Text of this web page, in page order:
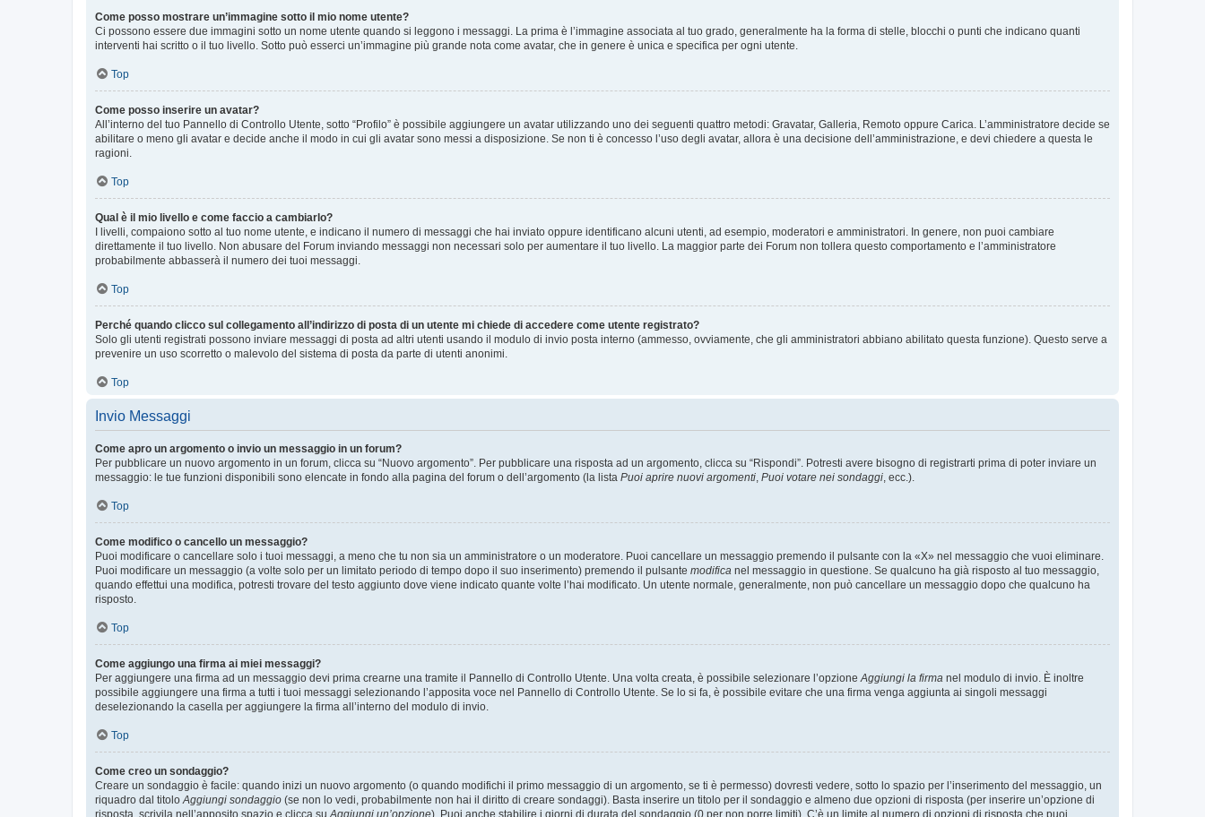
Come posso mostrare un’immagine sotto il mio nome utente?
Ci possono essere due immagini sotto un nome utente quando si leggono i messaggi. La prima è l’immagine associata al tuo grado, generalmente ha la forma di stelle, blocchi o punti che indicano quanti
interventi hai scritto o il tuo livello. Sotto può esserci un’immagine più grande nota come avatar, che in genere è unica e specifica per ogni utente.
Top
Come posso inserire un avatar?
All’interno del tuo Pannello di Controllo Utente, sotto “Profilo” è possibile aggiungere un avatar utilizzando uno dei seguenti quattro metodi: Gravatar, Galleria, Remoto oppure Carica. L’amministratore decide se
abilitare o meno gli avatar e decide anche il modo in cui gli avatar sono messi a disposizione. Se non ti è concesso l’uso degli avatar, allora è una decisione dell’amministrazione, e devi chiedere a questa le
ragioni.
Top
Qual è il mio livello e come faccio a cambiarlo?
I livelli, compaiono sotto al tuo nome utente, e indicano il numero di messaggi che hai inviato oppure identificano alcuni utenti, ad esempio, moderatori e amministratori. In genere, non puoi cambiare
direttamente il tuo livello. Non abusare del Forum inviando messaggi non necessari solo per aumentare il tuo livello. La maggior parte dei Forum non tollera questo comportamento e l’amministratore
probabilmente abbasserà il numero dei tuoi messaggi.
Top
Perché quando clicco sul collegamento all’indirizzo di posta di un utente mi chiede di accedere come utente registrato?
Solo gli utenti registrati possono inviare messaggi di posta ad altri utenti usando il modulo di invio posta interno (ammesso, ovviamente, che gli amministratori abbiano abilitato questa funzione). Questo serve a
prevenire un uso scorretto o malevolo del sistema di posta da parte di utenti anonimi.
Top
Invio Messaggi
Come apro un argomento o invio un messaggio in un forum?
Per pubblicare un nuovo argomento in un forum, clicca su “Nuovo argomento”. Per pubblicare una risposta ad un argomento, clicca su “Rispondi”. Potresti avere bisogno di registrarti prima di poter inviare un
messaggio: le tue funzioni disponibili sono elencate in fondo alla pagina del forum o dell’argomento (la lista Puoi aprire nuovi argomenti, Puoi votare nei sondaggi, ecc.).
Top
Come modifico o cancello un messaggio?
Puoi modificare o cancellare solo i tuoi messaggi, a meno che tu non sia un amministratore o un moderatore. Puoi cancellare un messaggio premendo il pulsante con la «X» nel messaggio che vuoi eliminare.
Puoi modificare un messaggio (a volte solo per un limitato periodo di tempo dopo il suo inserimento) premendo il pulsante modifica nel messaggio in questione. Se qualcuno ha già risposto al tuo messaggio,
quando effettui una modifica, potresti trovare del testo aggiunto dove viene indicato quante volte l’hai modificato. Un utente normale, generalmente, non può cancellare un messaggio dopo che qualcuno ha
risposto.
Top
Come aggiungo una firma ai miei messaggi?
Per aggiungere una firma ad un messaggio devi prima crearne una tramite il Pannello di Controllo Utente. Una volta creata, è possibile selezionare l’opzioneAggiungi la firma nel modulo di invio. È inoltre
possibile aggiungere una firma a tutti i tuoi messaggi selezionando l’apposita voce nel Pannello di Controllo Utente. Se lo si fa, è possibile evitare che una firma venga aggiunta ai singoli messaggi
deselezionando la casella per aggiungere la firma all’interno del modulo di invio.
Top
Come creo un sondaggio?
Creare un sondaggio è facile: quando inizi un nuovo argomento (o quando modifichi il primo messaggio di un argomento, se ti è permesso) dovresti vedere, sotto lo spazio per l’inserimento del messaggio, un
riquadro dal titoloAggiungi sondaggio (se non lo vedi, probabilmente non hai il diritto di creare sondaggi). Basta inserire un titolo per il sondaggio e almeno due opzioni di risposta (per inserire un’opzione di
risposta, scrivila nell’apposito spazio e clicca su Aggiungi un’opzione). Puoi anche stabilire i giorni di durata del sondaggio (0 per non porre limiti). C’è un limite al numero di opzioni di risposta che puoi